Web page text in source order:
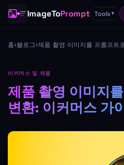
ImageToPrompt Tools▼
홈›블로그›제품 촬영 이미지를 프롬프트
이커머스 및 제품
제품 촬영 이미지
변환: 이커머스 가